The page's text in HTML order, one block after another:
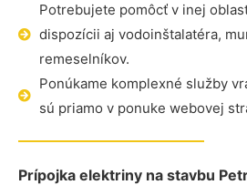
Potrebujete pomôcť v inej
dispozícii aj vodoinštalatéra,
remeselníkov.
Ponúkame komplexné služby
sú priamo v ponuke webovej
Prípojka elektriny na stavbu